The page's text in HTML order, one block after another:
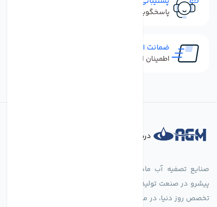
پاسخگویی سریع به تماس‌ها و پیام‌ها
ضمانت اصل بودن کالا
اطمینان از خرید کالای اورجینال
درباره فروشگاه
پیشرو در صنعت تولید تجهیزات تصفیه آب، با تکیه بر دانش فنی و
تخصص روز دنیا، در مسیر تأمین آب سالم و پایدار گام برمی‌دارد. ما